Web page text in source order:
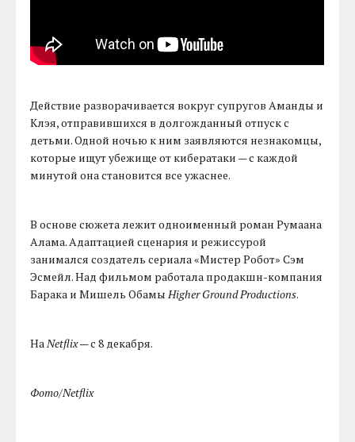
Действие разворачивается вокруг супругов Аманды и
Клэя, отправившихся в долгожданный отпуск с
детьми. Одной ночью к ним заявляются незнакомцы,
которые ищут убежище от кибератаки — с каждой
минутой она становится все ужаснее.
В основе сюжета лежит одноименный роман Румаана
Алама. Адаптацией сценария и режиссурой
занимался создатель сериала «Мистер Робот» Сэм
Эсмейл. Над фильмом работала продакшн-компания
Барака и Мишель ОбамыHigher Ground Productions.
НаNetflix— с 8 декабря.
Фото/Netflix